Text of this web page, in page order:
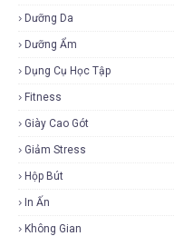
Dưỡng Da
Dưỡng Ẩm
Dụng Cụ Học Tập
Fitness
Giày Cao Gót
Giảm Stress
Hộp Bút
In Ấn
Không Gian